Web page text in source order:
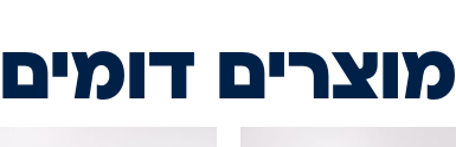
מוצרים דומים